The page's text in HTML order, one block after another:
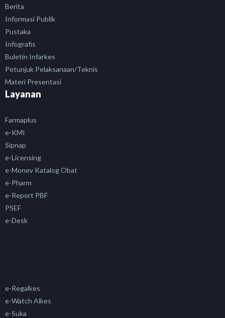
Berita
Informasi Publik
Pustaka
Infografis
Buletin Infarkes
Petunjuk Pelaksanaan/Teknis
Materi Presentasi
Layanan
Farmaplus
e-KMI
Sipnap
e-Licensing
e-Monev Katalog Obat
e-Pharm
e-Report PBF
PSEF
e-Desk
e-Regalkes
e-Watch Alkes
e-Suka